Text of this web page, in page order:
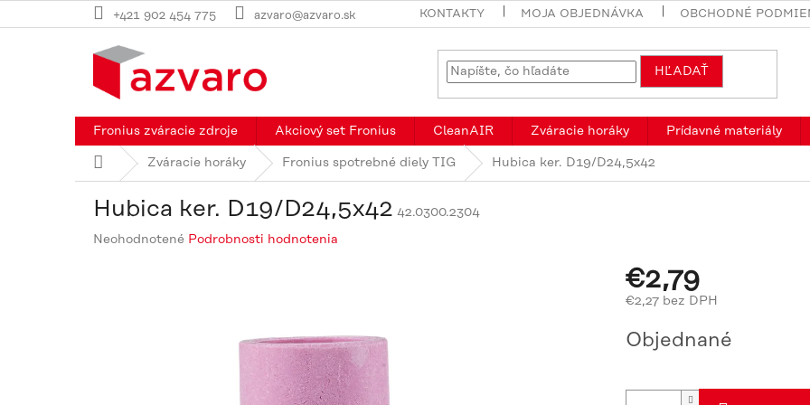
na
+421 902 454 775 azvaro@azvaro.sk KONTAKTY MOJA OBJEDNÁVKA OBCHODNÉ
HĽADAŤ
Fronius zváracie zdroje Akciový set Fronius CleanAIR Zváracie horáky Prídavné materiály
DomovZváracie horáky Fronius spotrebné diely TIG Hubica ker. D19/D24,5x42
Hubica ker. D19/D24,5x42 42.0300.2304
Priemerné
Neohodnotené Podrobnosti hodnotenia
€2,79
€2,27 bez DPH
cena:
Objednané